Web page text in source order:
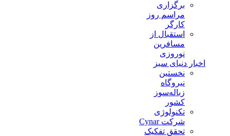
برگزاری
مراسم روز
کارگر
استقبال از
مسافرین
نوروزی
اخبار دنیای سبز
نخستین
نیروگاه
زباله‌سوز
کشور
تکنولوژی
شرکت Cynar
تحقق تفکیک